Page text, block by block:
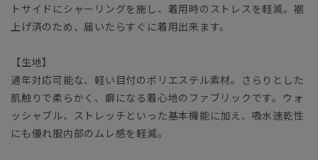
トサイドにシャーリングを施し、着用時のストレスを軽減。裾
上げ済のため、届いたらすぐに着用出来ます。
【生地】
通年対応可能な、軽い目付のポリエステル素材。さらりとした
肌触りで柔らかく、癖になる着心地のファブリックです。ウォ
ッシャブル、ストレッチといった基本機能に加え、吸水速乾性
にも優れ服内部のムレ感を軽減。